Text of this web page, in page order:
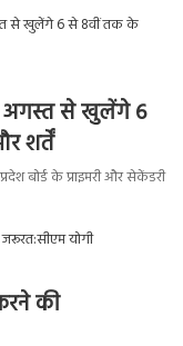
अगस्त से खुलेंगे 6
शर्तें
बोर्ड के प्राइमरी और सेकेंडरी
की